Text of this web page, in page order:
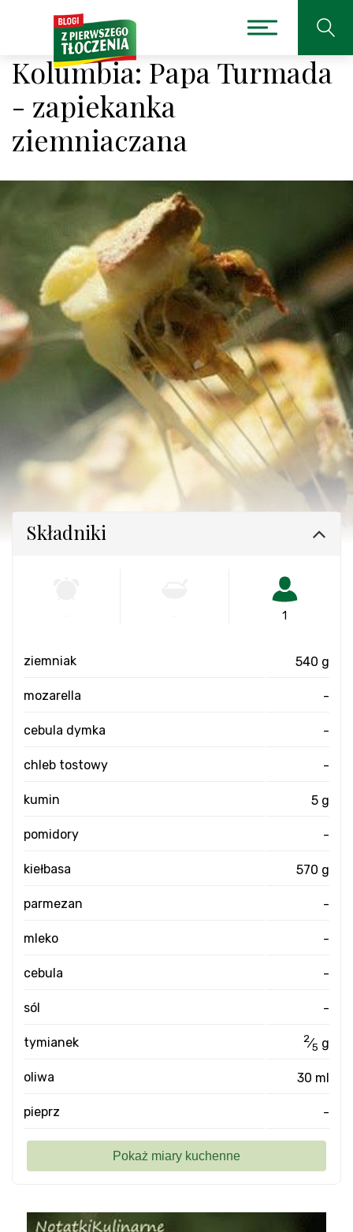
Kolumbia: Papa Turmada
- zapiekanka
ziemniaczana
Składniki
1
ziemniak 540 g
mozarella -
cebula dymka -
chleb tostowy -
kumin 5 g
pomidory -
kiełbasa 570 g
parmezan -
mleko -
cebula -
sól -
tymianek 2⁄5 g
oliwa 30 ml
pieprz -